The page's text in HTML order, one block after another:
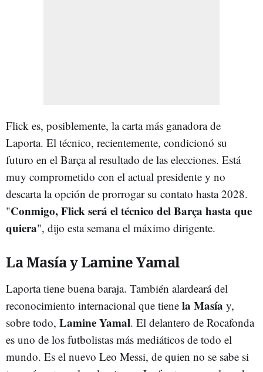
Flick es, posiblemente, la carta más ganadora de
Laporta. El técnico, recientemente, condicionó su
futuro en el Barça al resultado de las elecciones. Está
muy comprometido con el actual presidente y no
descarta la opción de prorrogar su contato hasta 2028.
"Conmigo, Flick será el técnico del Barça hasta que
quiera", dijo esta semana el máximo dirigente.
La Masía y Lamine Yamal
Laporta tiene buena baraja. También alardeará del
reconocimiento internacional que tiene la Masía y,
sobre todo, Lamine Yamal. El delantero de Rocafonda
es uno de los futbolistas más mediáticos de todo el
mundo. Es el nuevo Leo Messi, de quien no se sabe si